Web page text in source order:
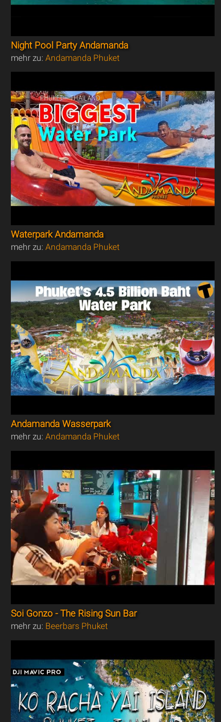
Night Pool Party Andamanda
mehr zu:Andamanda Phuket
Waterpark Andamanda
mehr zu:Andamanda Phuket
Andamanda Wasserpark
mehr zu:Andamanda Phuket
Soi Gonzo - The Rising Sun Bar
mehr zu: Beerbars Phuket